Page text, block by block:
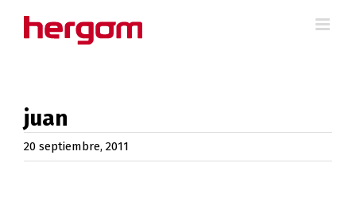
juan
20 septiembre, 2011